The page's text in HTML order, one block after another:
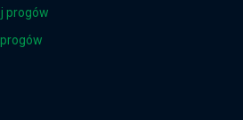
progów